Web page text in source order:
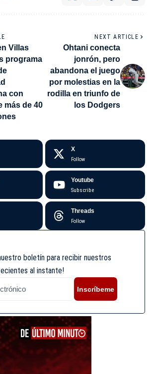
Villas
programa
con
más de 40
NEXT ARTICLE
Ohtani conecta
jonrón, pero
abandona el juego
por molestias en la
rodilla en triunfo de
los Dodgers
X
Follow
Youtube
Subscribe
Threads
Follow
boletín para recibir nuestros
al instante!
Inscríbeme